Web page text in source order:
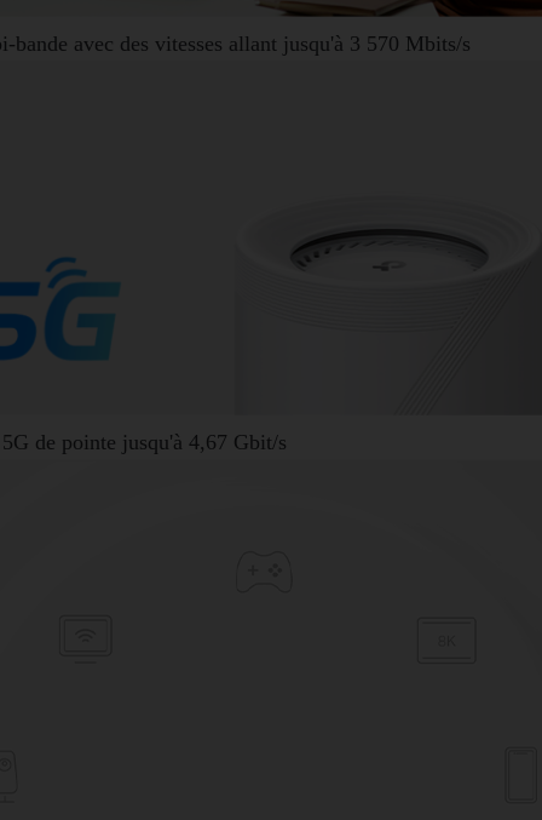
bande avec des vitesses allant jusqu'à 3 570 Mbits/s
de pointe jusqu'à 4,67 Gbit/s